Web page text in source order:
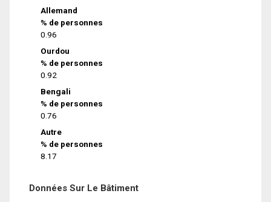
Allemand
% de personnes
0.96
Ourdou
% de personnes
0.92
Bengali
% de personnes
0.76
Autre
% de personnes
8.17
Données Sur Le Bâtiment